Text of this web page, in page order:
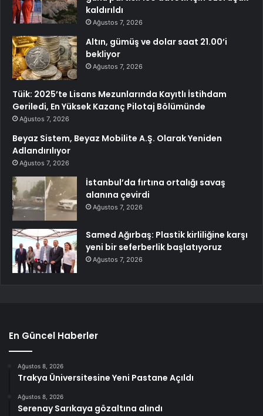
kaldırıldı
Ağustos 7, 2026
Altın, gümüş ve dolar saat 21.00’i
bekliyor
Ağustos 7, 2026
Tüik: 2025’te Lisans Mezunlarında Kayıtlı İstihdam
Geriledi, En Yüksek Kazanç Pilotaj Bölümünde
Ağustos 7, 2026
Beyaz Sistem, Beyaz Mobilite A.Ş. Olarak Yeniden
Adlandırılıyor
Ağustos 7, 2026
İstanbul’da fırtına ortalığı savaş
alanına çevirdi
Ağustos 7, 2026
Samed Ağırbaş: Plastik kirliliğine karşı
yeni bir seferberlik başlatıyoruz
Ağustos 7, 2026
En Güncel Haberler
Ağustos 8, 2026
Trakya Üniversitesine Yeni Pastane Açıldı
Ağustos 8, 2026
Serenay Sarıkaya gözaltına alındı